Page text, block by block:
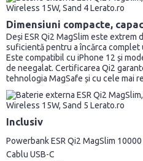
Dimensiuni compacte,
Deși ESR Qi2 MagSlim este extrem
suficientă pentru a încărca complet
Este compatibil cu iPhone 12 și
de neegalat. Certificarea Qi2
tehnologia MagSafe și cu cele mai
Inclusiv
Powerbank ESR Qi2 MagSlim 10000
Cablu USB-C